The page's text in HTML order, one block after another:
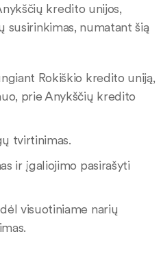
kredito unijos,
susirinkimas, numatant šią
Rokiškio kredito uniją,
prie Anykščių kredito
tvirtinimas.
ir įgaliojimo pasirašyti
visuotiniame narių